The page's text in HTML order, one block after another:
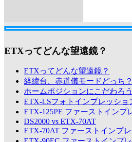
ETXってどんな望遠鏡？
ETXってどんな望遠鏡？
経緯台、赤道儀モードどっち？
ホームポジションにこだわろう
ETX-LSフォトインプレッショ
ETX-125PE ファーストインプ
DS2000 vs ETX-70AT
ETX-70AT ファーストインプ